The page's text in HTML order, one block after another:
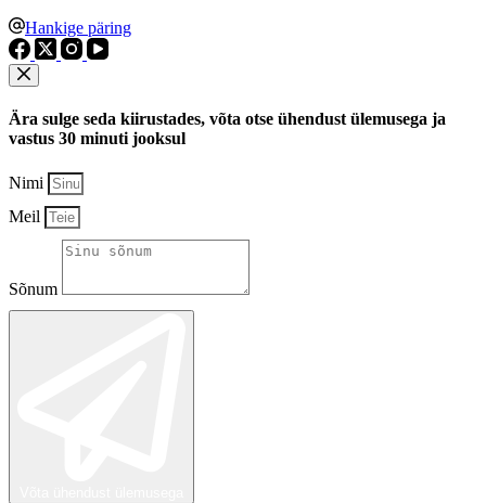
Hankige päring
Ära sulge seda kiirustades, võta otse ühendust ülemusega ja
vastus 30 minuti jooksul
Nimi
Meil
Sõnum